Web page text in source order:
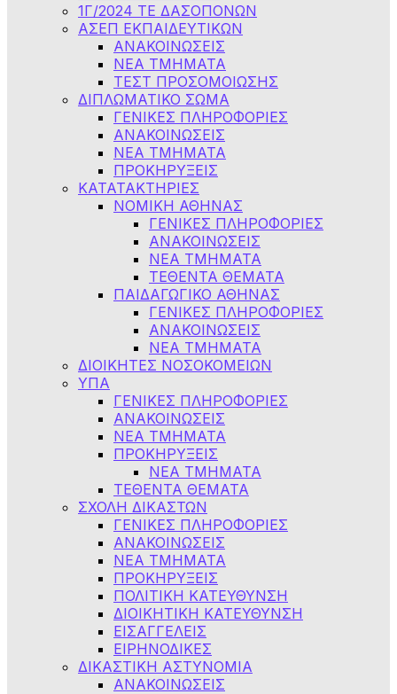
1Γ/2024 ΤΕ ΔΑΣΟΠΟΝΩΝ
ΑΣΕΠ ΕΚΠΑΙΔΕΥΤΙΚΩΝ
ΑΝΑΚΟΙΝΩΣΕΙΣ
ΝΕΑ ΤΜΗΜΑΤΑ
ΤΕΣΤ ΠΡΟΣΟΜΟΙΩΣΗΣ
ΔΙΠΛΩΜΑΤΙΚΟ ΣΩΜΑ
ΓΕΝΙΚΕΣ ΠΛΗΡΟΦΟΡΙΕΣ
ΑΝΑΚΟΙΝΩΣΕΙΣ
ΝΕΑ ΤΜΗΜΑΤΑ
ΠΡΟΚΗΡΥΞΕΙΣ
ΚΑΤΑΤΑΚΤΗΡΙΕΣ
ΝΟΜΙΚΗ ΑΘΗΝΑΣ
ΓΕΝΙΚΕΣ ΠΛΗΡΟΦΟΡΙΕΣ
ΑΝΑΚΟΙΝΩΣΕΙΣ
ΝΕΑ ΤΜΗΜΑΤΑ
ΤΕΘΕΝΤΑ ΘΕΜΑΤΑ
ΠΑΙΔΑΓΩΓΙΚΟ ΑΘΗΝΑΣ
ΓΕΝΙΚΕΣ ΠΛΗΡΟΦΟΡΙΕΣ
ΑΝΑΚΟΙΝΩΣΕΙΣ
ΝΕΑ ΤΜΗΜΑΤΑ
ΔΙΟΙΚΗΤΕΣ ΝΟΣΟΚΟΜΕΙΩΝ
ΥΠΑ
ΓΕΝΙΚΕΣ ΠΛΗΡΟΦΟΡΙΕΣ
ΑΝΑΚΟΙΝΩΣΕΙΣ
NEA TMHMATA
ΠΡΟΚΗΡΥΞΕΙΣ
ΝΕΑ ΤΜΗΜΑΤΑ
ΤΕΘΕΝΤΑ ΘΕΜΑΤΑ
ΣΧΟΛΗ ΔΙΚΑΣΤΩΝ
ΓΕΝΙΚΕΣ ΠΛΗΡΟΦΟΡΙΕΣ
ΑΝΑΚΟΙΝΩΣΕΙΣ
ΝΕΑ ΤΜΗΜΑΤΑ
ΠΡΟΚΗΡΥΞΕΙΣ
ΠΟΛΙΤΙΚΗ ΚΑΤΕΥΘΥΝΣΗ
ΔΙΟΙΚΗΤΙΚΗ ΚΑΤΕΥΘΥΝΣΗ
ΕΙΣΑΓΓΕΛΕΙΣ
ΕΙΡΗΝΟΔΙΚΕΣ
ΔΙΚΑΣΤΙΚΗ ΑΣΤΥΝΟΜΙΑ
ΑΝΑΚΟΙΝΩΣΕΙΣ